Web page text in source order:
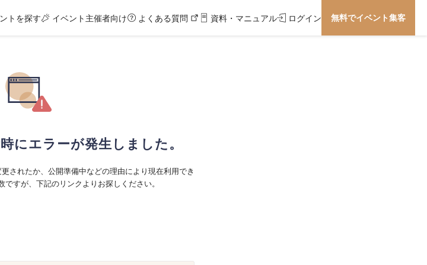
トを探す イベント主催者向け よくある質問 資料・マニュアル ログイン 無料でイベント集客
にエラーが発生しました。
されたか、公開準備中などの理由により現在利用でき
すが、下記のリンクよりお探しください。